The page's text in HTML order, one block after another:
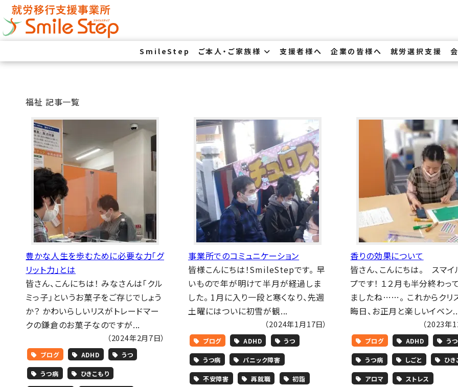
SmileStep ご本人・ご家族様 支援者様へ 企業の皆様へ 就労選択支援
福祉 記事一覧
豊かな人生を歩むために必要な力「グ
リット力」とは
皆さん、こんにちは！ みなさんは「クル
ミっ子」というお菓子をご存じでしょう
か？ かわいらしいリスがトレードマー
クの鎌倉のお菓子なのですが...
（2024年2月7日）
ブログ ADHD うつ
うつ病 ひきこもり
事業所でのコミュニケーション
皆様こんにちは！SmileStepです。 早
いもので年が明けて半月が経過しま
した。 1月に入り一段と寒くなり、先週
土曜にはついに初雪が観...
（2024年1月17日）
ブログ ADHD うつ
うつ病 パニック障害
不安障害 再就職 初詣
香りの効果について
皆さん、こんにちは。 スマイ
プです！ １２月も半分終わっ
ましたね……。 これからクリ
晦日、お正月と楽しいイベン
（2023年
ブログ ADHD うつ
うつ病 しごと ひき
アロマ ストレス